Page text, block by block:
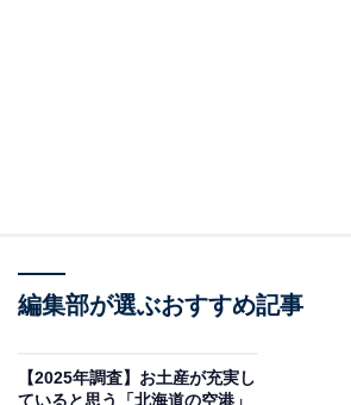
回答者からは「函館名物のイカや海鮮
ど、到着後すぐに北海道の味覚を楽し
編集部が選ぶおすすめ記事
【2025年調査】お土産が充実し
ていると思う「北海道の空港」